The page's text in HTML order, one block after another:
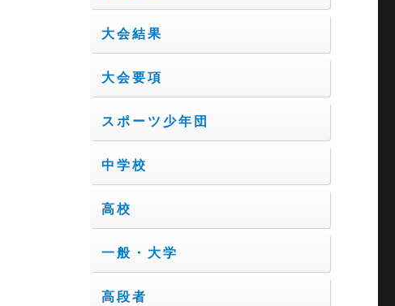
大会結果
大会要項
スポーツ少年団
中学校
高校
一般・大学
高段者